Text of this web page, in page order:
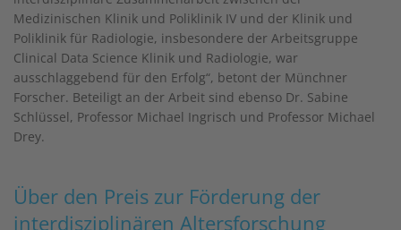
Medizinischen Klinik und Poliklinik IV und der Klinik und
Poliklinik für Radiologie, insbesondere der Arbeitsgruppe
Clinical Data Science Klinik und Radiologie, war
ausschlaggebend für den Erfolg“, betont der Münchner
Forscher. Beteiligt an der Arbeit sind ebenso Dr. Sabine
Schlüssel, Professor Michael Ingrisch und Professor Michael
Drey.
Über den Preis zur Förderung der
interdisziplinären Altersforschung